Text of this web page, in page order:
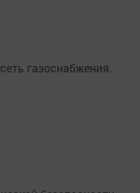
газоснабжения.